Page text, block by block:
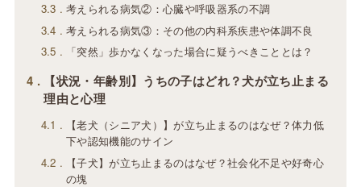
3.3
考えられる病気②：心臓や呼吸器系の不調
3.4
考えられる病気③：その他の内科系疾患や体調不良
3.5
「突然」歩かなくなった場合に疑うべきこととは？
4
【状況・年齢別】うちの子はどれ？犬が立ち止まる
理由と心理
4.1
【老犬（シニア犬）】が立ち止まるのはなぜ？体力低
下や認知機能のサイン
4.2
【子犬】が立ち止まるのはなぜ？社会化不足や好奇心
の塊